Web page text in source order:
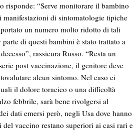
risponde: “Serve monitorare il bambino
manifestazioni di sintomatologie tipiche
un numero molto ridotto di tali
di questi bambini è stato trattato a
rassicura Russo. “Resta un
post vaccinazione, il genitore deve
alcun sintomo. Nel caso ci
il dolore toracico o una difficoltà
febbrile, sarà bene rivolgersi al
dati emersi però, negli Usa dove hanno
vaccino restano superiori ai casi rari e